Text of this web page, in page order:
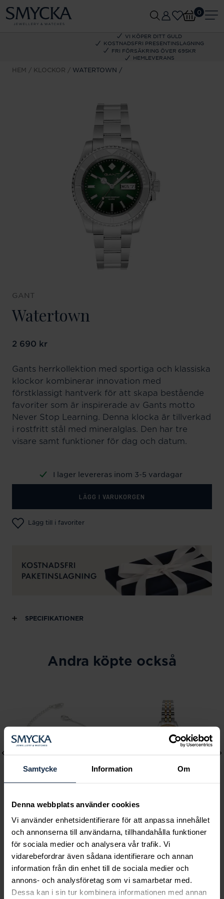
Samtycke Information Om
Denna webbplats använder cookies
Vi använder enhetsidentifierare för att anpassa innehållet
och annonserna till användarna, tillhandahålla funktioner
för sociala medier och analysera vår trafik. Vi
vidarebefordrar även sådana identifierare och annan
information från din enhet till de sociala medier och
annons- och analysföretag som vi samarbetar med.
Dessa kan i sin tur kombinera informationen med annan
VI KÖPER DITT GULD
KOSTNADSFRI PRESENTINSLAGNING
FRI FÖRSÄKRING ÖVER 695KR
HEMLEVERANS
0
HEM KLOCKOR WATERTOWN
GANT
Watertown
Pris:2 690 kr
2 690 kr
Gants herrkollektion med sportiga och klassiska
klockor kombinerar innovation med
förstklassigt hantverk för att skapa bestående
favoriter som är inspirerade av Gants motto
Never Stop Learning. Denna klocka är tillverkad
i rostfritt stål med mineralglas. Den har tre
visare samt funktioner för dag och datum.
I lager levereras inom 3-5 vardagar
LÄGG I VARUKORGEN
Lägg till i favoriter
SPECIFIKATIONER
Andra köpte också
Lily and Rose
Emily pearl bracelet -
Ivory
Pris:349 kr
349 kr
Mockberg
Royal Watch 28 mm
Pris: 2 399 kr
2 399 kr